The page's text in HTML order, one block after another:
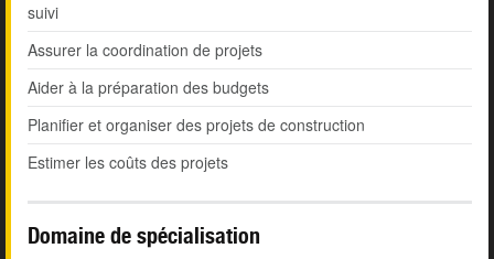
suivi
Assurer la coordination de projets
Aider à la préparation des budgets
Planifier et organiser des projets de construction
Estimer les coûts des projets
Domaine de spécialisation